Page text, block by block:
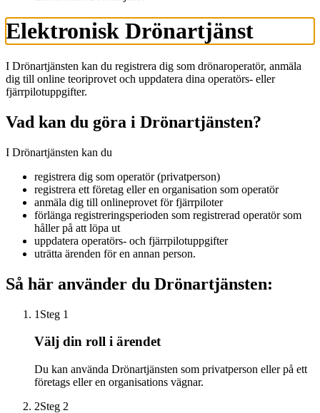
Elektronisk Drönartjänst
I Drönartjänsten kan du registrera dig som drönaroperatör, anmäla
dig till online teoriprovet och uppdatera dina operatörs- eller
fjärrpilotuppgifter.
Vad kan du göra i Drönartjänsten?
I Drönartjänsten kan du
registrera dig som operatör (privatperson)
registrera ett företag eller en organisation som operatör
anmäla dig till onlineprovet för fjärrpiloter
förlänga registreringsperioden som registrerad operatör som
håller på att löpa ut
uppdatera operatörs- och fjärrpilotuppgifter
uträtta ärenden för en annan person.
Så här använder du Drönartjänsten:
1 Steg 1
Välj din roll i ärendet
Du kan använda Drönartjänsten som privatperson eller på ett
företags eller en organisations vägnar.
2Steg 2